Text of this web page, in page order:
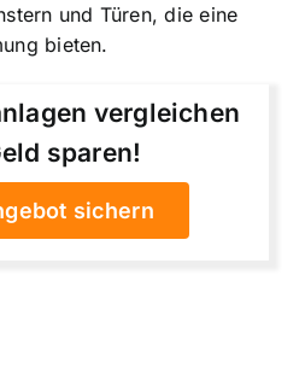
und Türen, die eine
bieten.
vergleichen
sparen!
sichern